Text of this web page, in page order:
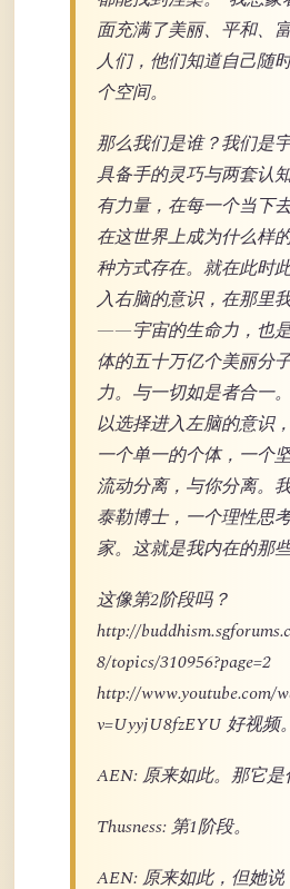
面充满了美丽、平和、
人们，他们知道自己随
个空间。
那么我们是谁？我们是
具备手的灵巧与两套认
有力量，在每一个当下
在这世界上成为什么样
种方式存在。就在此时
入右脑的意识，在那
——宇宙的生命力，也
体的五十万亿个美丽分
力。与一切如是者合一
以选择进入左脑的意识
一个单一的个体，一个
流动分离，与你分离。
泰勒博士，一个理性思
家。这就是我内在的那些
这像第2阶段吗？
http://
8/topics/310956?page=2
http://www.youtube.com/
v=UyyjU8fzEYU 好视频。
AEN: 原来如此。那它是
Thusness: 第1阶段。
AEN: 原来如此，但她说